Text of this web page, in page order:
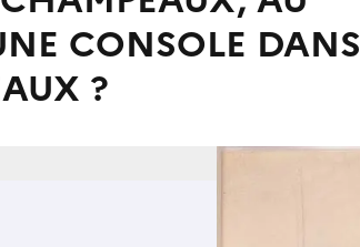
CONSOLE DANS
?